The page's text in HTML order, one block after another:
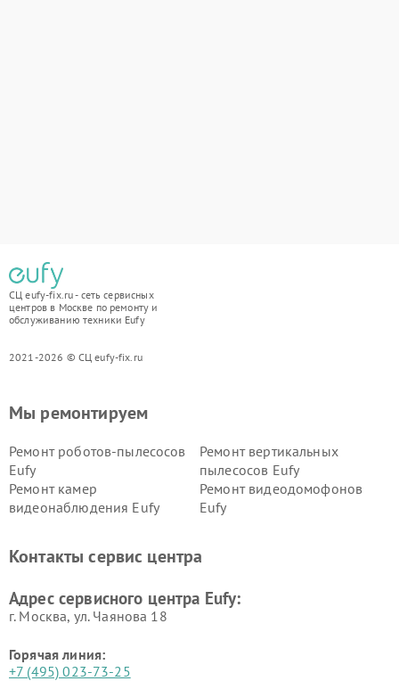
СЦ eufy-fix.ru - сеть сервисных
центров в Москве по ремонту и
обслуживанию техники Eufy
2021-2026 © СЦ eufy-fix.ru
Мы ремонтируем
Ремонт роботов-пылесосов
Eufy
Ремонт вертикальных
пылесосов Eufy
Ремонт камер
видеонаблюдения Eufy
Ремонт видеодомофонов
Eufy
Контакты сервис центра
Адрес сервисного центра Eufy:
г. Москва, ул. Чаянова 18
Горячая линия:
+7 (495) 023-73-25